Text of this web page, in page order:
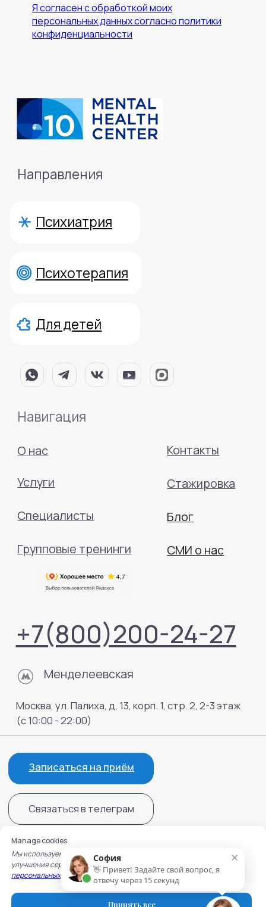
Я согласен с обработкой моих
персональных данных согласно политики
конфиденциальности
Manage cookies
Мы используем cookie для работы сайта, записи на услуги и
улучшения сервисов. Подробнее — вПолитике обработки
персональных данныхи Политике использования cookie.
Принять все
×
София
👋 Привет! Задайте свой вопрос, я
отвечу через 15 секунд